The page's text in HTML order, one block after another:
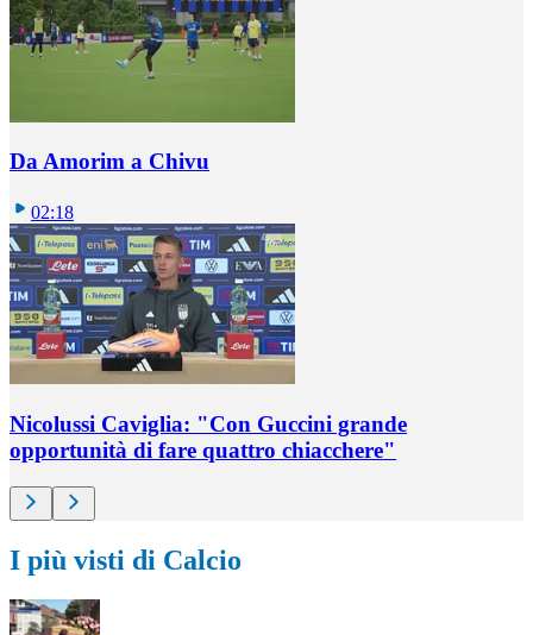
Da Amorim a Chivu
02:18
Nicolussi Caviglia: "Con Guccini grande
opportunità di fare quattro chiacchere"
I più visti di Calcio